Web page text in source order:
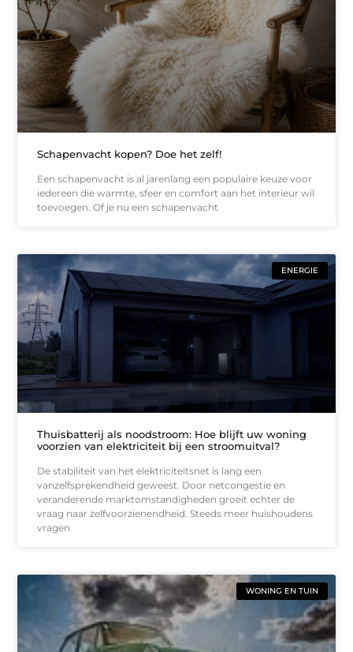
Schapenvacht kopen? Doe het zelf!
Een schapenvacht is al jarenlang een populaire keuze voor
iedereen die warmte, sfeer en comfort aan het interieur wil
toevoegen. Of je nu een schapenvacht
ENERGIE
Thuisbatterij als noodstroom: Hoe blijft uw woning
voorzien van elektriciteit bij een stroomuitval?
De stabiliteit van het elektriciteitsnet is lang een
vanzelfsprekendheid geweest. Door netcongestie en
veranderende marktomstandigheden groeit echter de
vraag naar zelfvoorzienendheid. Steeds meer huishoudens
vragen
WONING EN TUIN